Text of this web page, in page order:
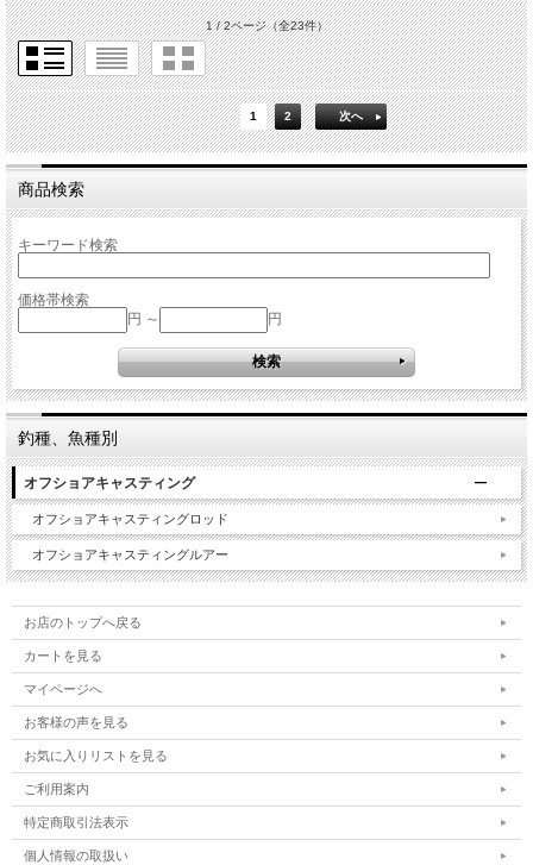
1 / 2ページ（全23件）
1 2 次へ
商品検索
キーワード検索
価格帯検索
円 ～
円
釣種、魚種別
オフショアキャスティング
オフショアキャスティングロッド
オフショアキャスティングルアー
お店のトップへ戻る
カートを見る
マイページへ
お客様の声を見る
お気に入りリストを見る
ご利用案内
特定商取引法表示
個人情報の取扱い